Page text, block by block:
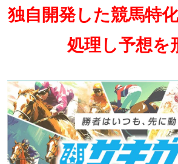
独自開発した競馬特
処理し予想を